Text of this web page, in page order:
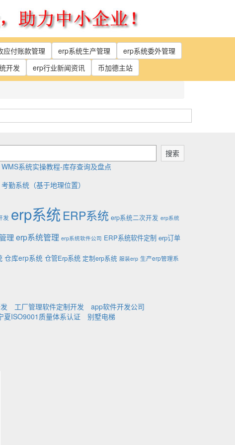
应付账款管理 erp系统生产管理
erp系统委外管理
开发 erp行业新闻资讯 币加德主站
搜索
WMS系统实操教程-库存查询及盘点
考勤系统（基于地理位置）
发 erp系统 ERP系统 erp系统二次开发 erp系统
理erp系统管理 erp系统软件公司 ERP系统软件定制 erp订单
仓库erp系统 仓管Erp系统 定制erp系统 服装erp 生产erp管理系
工厂管理软件定制开发
app软件开发公司
夏ISO9001质量体系认证
别墅电梯